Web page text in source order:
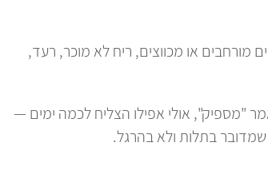
מורחבים או מכווצים, ריח לא מוכר, רעד,
"מספיק", אולי אפילו הצליח לכמה ימים —
שמדובר בתלות ולא בהרגל.